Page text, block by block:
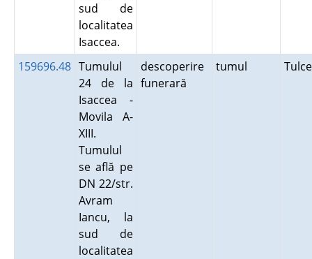
sud de
localitatea
Isaccea.
159696.48 Tumulul
24 de la
Isaccea -
Movila A-
XIII.
Tumulul
se află pe
DN 22/str.
Avram
Iancu, la
sud de
localitatea
descoperire
funerară
tumul